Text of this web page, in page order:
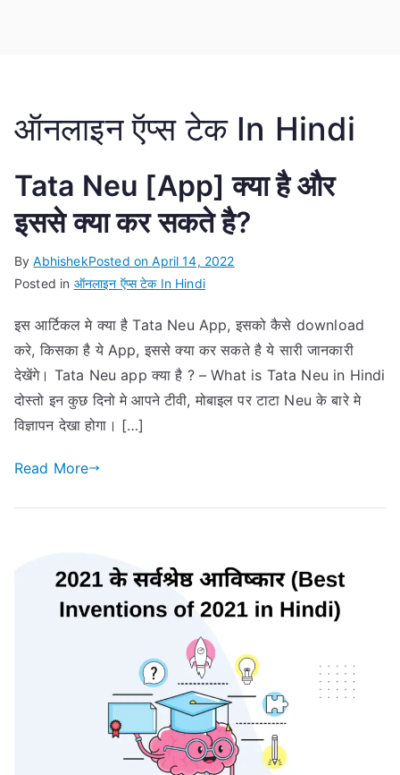
ऑनलाइन ऍप्स टेक In Hindi
Tata Neu [App] क्या है और
इससे क्या कर सकते है?
ByAbhishekPosted onApril 14, 2022
Posted in ऑनलाइन ऍप्स टेक In Hindi
इस आर्टिकल मे क्या है Tata Neu App, इसको कैसे download
करे, किसका है ये App, इससे क्या कर सकते है ये सारी जानकारी
देखेंगे। Tata Neu app क्या है ? – What is Tata Neu in Hindi
दोस्तो इन कुछ दिनो मे आपने टीवी, मोबाइल पर टाटा Neu के बारे मे
विज्ञापन देखा होगा। […]
Read More